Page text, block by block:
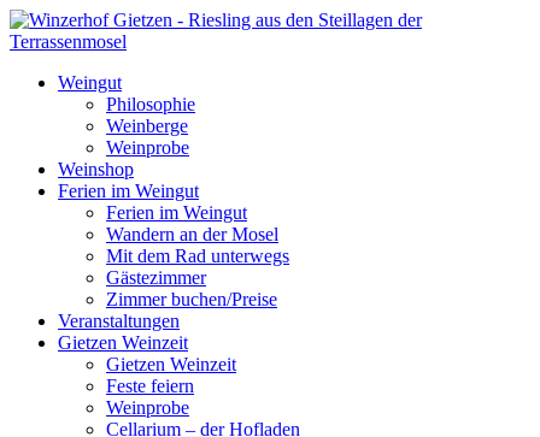
Weingut
Philosophie
Weinberge
Weinprobe
Weinshop
Ferien im Weingut
Ferien im Weingut
Wandern an der Mosel
Mit dem Rad unterwegs
Gästezimmer
Zimmer buchen/Preise
Veranstaltungen
Gietzen Weinzeit
Gietzen Weinzeit
Feste feiern
Weinprobe
Cellarium – der Hofladen